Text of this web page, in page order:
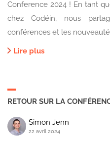
Conference 2024 ! En tant
chez Codéin, nous
conférences et les
Lire plus
RETOUR SUR LA
Simon Jenn
22 avril 2024